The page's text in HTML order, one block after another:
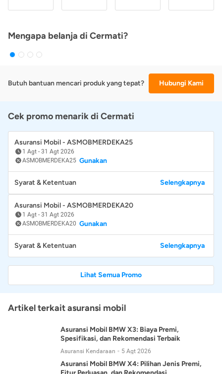
Mengapa belanja di Cermati?
Butuh bantuan mencari produk yang tepat? Hubungi Kami
Cek promo menarik di Cermati
Asuransi Mobil - ASMOBMERDEKA25
1 Agt - 31 Agt 2026
ASMOBMERDEKA25 Gunakan
Syarat & Ketentuan Selengkapnya
Asuransi Mobil - ASMOBMERDEKA20
1 Agt - 31 Agt 2026
ASMOBMERDEKA20 Gunakan
Syarat & Ketentuan Selengkapnya
Lihat Semua Promo
Artikel terkait asuransi mobil
Asuransi Mobil BMW X3: Biaya Premi,
Spesifikasi, dan Rekomendasi Terbaik
Asuransi Kendaraan 5 Agt 2026
Asuransi Mobil BMW X4: Pilihan Jenis Premi,